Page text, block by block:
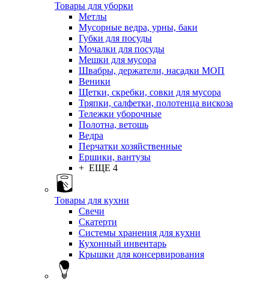
Товары для уборки
Метлы
Мусорные ведра, урны, баки
Губки для посуды
Мочалки для посуды
Мешки для мусора
Швабры, держатели, насадки МОП
Веники
Щетки, скребки, совки для мусора
Тряпки, салфетки, полотенца вискоза
Тележки уборочные
Полотна, ветошь
Ведра
Перчатки хозяйственные
Ершики, вантузы
+ ЕЩЕ 4
Товары для кухни
Свечи
Скатерти
Системы хранения для кухни
Кухонный инвентарь
Крышки для консервирования